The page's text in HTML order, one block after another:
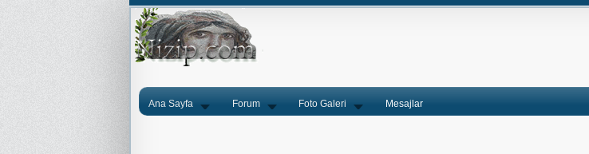
Ana Sayfa Forum Foto Galeri Mesajlar